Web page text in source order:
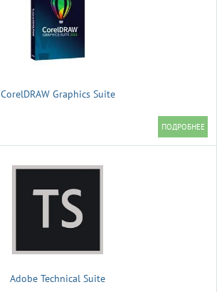
CorelDRAW Graphics Suite
Adobe Technical Suite